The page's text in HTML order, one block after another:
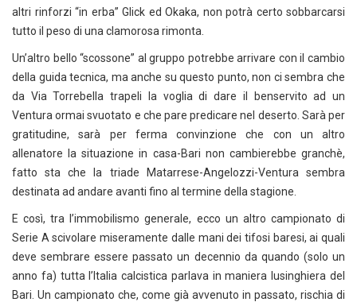
altri rinforzi “in erba” Glick ed Okaka, non potrà certo sobbarcarsi
tutto il peso di una clamorosa rimonta.
Un’altro bello “scossone” al gruppo potrebbe arrivare con il cambio
della guida tecnica, ma anche su questo punto, non ci sembra che
da Via Torrebella trapeli la voglia di dare il benservito ad un
Ventura ormai svuotato e che pare predicare nel deserto. Sarà per
gratitudine, sarà per ferma convinzione che con un altro
allenatore la situazione in casa-Bari non cambierebbe granchè,
fatto sta che la triade Matarrese-Angelozzi-Ventura sembra
destinata ad andare avanti fino al termine della stagione.
E così, tra l’immobilismo generale, ecco un altro campionato di
Serie A scivolare miseramente dalle mani dei tifosi baresi, ai quali
deve sembrare essere passato un decennio da quando (solo un
anno fa) tutta l’Italia calcistica parlava in maniera lusinghiera del
Bari. Un campionato che, come già avvenuto in passato, rischia di